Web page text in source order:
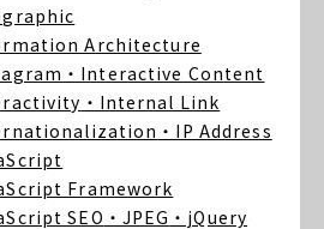
Architecture
・Interactive Content
・Internal Link
・IP Address
Framework
SEO ・JPEG ・jQuery